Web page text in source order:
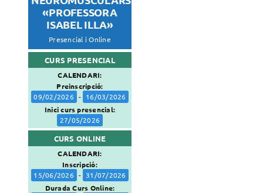
Registres
Docència
Serveis
Com col·laborar?
«PROFESSORA
ISABEL ILLA»
Presencial i Online
CURS PRESENCIAL
CALENDARI:
Preinscripció:
09/02/2026 - 16/03/2026
Inici curs presencial:
27/05/2026
CURS ONLINE
CALENDARI:
Inscripció:
15/06/2026 - 31/07/2026
Durada Curs Online: